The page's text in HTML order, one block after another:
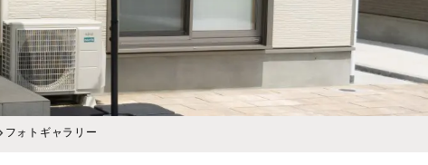
フォトギャラリー